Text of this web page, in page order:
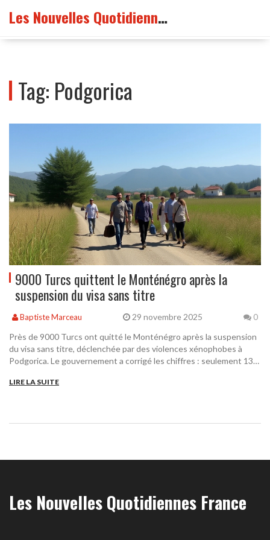
Les Nouvelles Quotidiennes France
Tag: Podgorica
9000 Turcs quittent le Monténégro après la
suspension du visa sans titre
Baptiste Marceau 29 novembre 2025 0
Près de 9000 Turcs ont quitté le Monténégro après la suspension
du visa sans titre, déclenchée par des violences xénophobes à
Podgorica. Le gouvernement a corrigé les chiffres : seulement 13
LIRE LA SUITE
Les Nouvelles Quotidiennes France